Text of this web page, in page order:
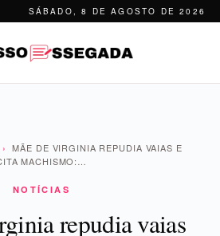
SÁBADO, 8 DE AGOSTO DE 2026
› MÃE DE VIRGINIA REPUDIA VAIAS E
MACHISMO:…
NOTÍCIAS
repudia vaias